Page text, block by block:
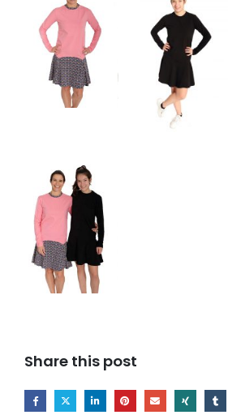
Share this post